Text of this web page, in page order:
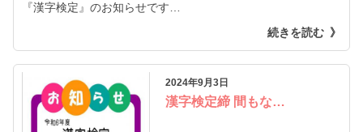
『漢字検定』のお知らせです…
続きを読む
2024年9月3日
漢字検定締 間もな…